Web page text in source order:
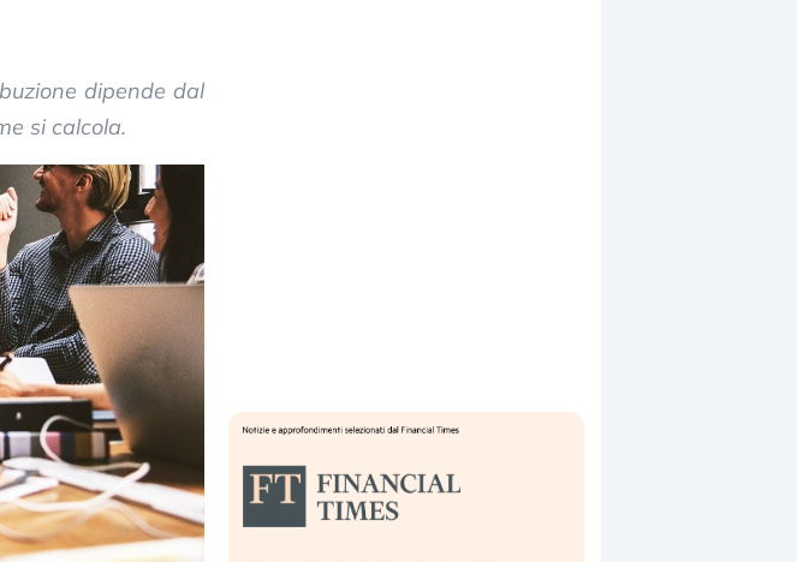
dipende dal
si calcola.